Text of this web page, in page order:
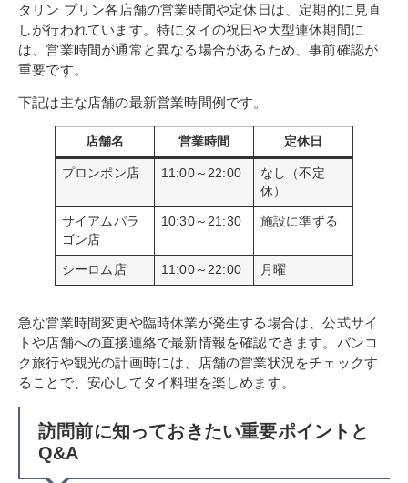
タリン プリン各店舗の営業時間や定休日は、定期的に見直
しが行われています。特にタイの祝日や大型連休期間に
は、営業時間が通常と異なる場合があるため、事前確認が
重要です。
下記は主な店舗の最新営業時間例です。
店舗名 営業時間 定休日
プロンポン店 11:00～22:00
なし（不定
休）
サイアムパラ
ゴン店
10:30～21:30 施設に準ずる
シーロム店 11:00～22:00 月曜
急な営業時間変更や臨時休業が発生する場合は、公式サイ
トや店舗への直接連絡で最新情報を確認できます。バンコ
ク旅行や観光の計画時には、店舗の営業状況をチェックす
ることで、安心してタイ料理を楽しめます。
訪問前に知っておきたい重要ポイントと
Q&A